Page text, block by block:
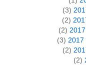
(3)
(2)
(2)
(3)
(2)
(2)